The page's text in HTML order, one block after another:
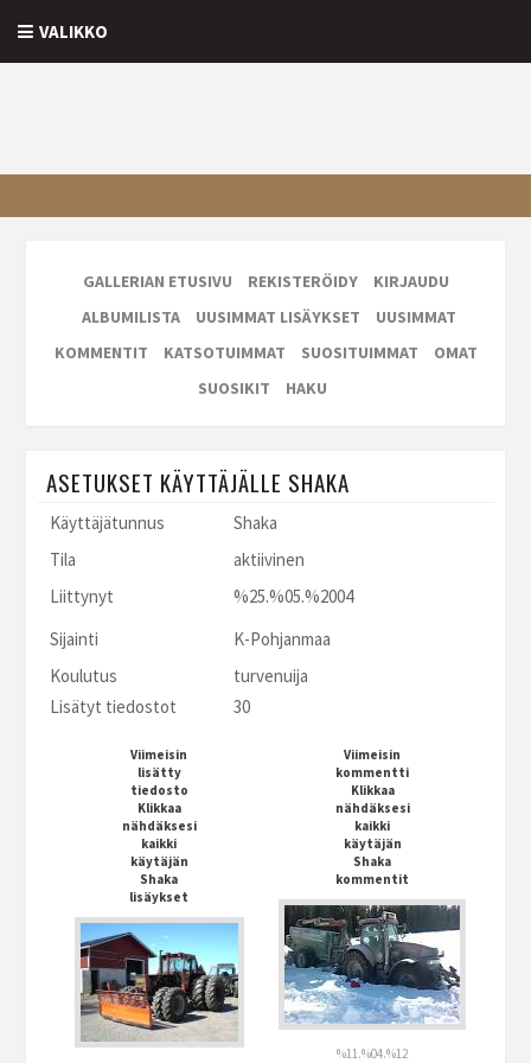
VALIKKO
GALLERIAN ETUSIVU REKISTERÖIDY
KIRJAUDU
ALBUMILISTA
UUSIMMAT LISÄYKSET
UUSIMMAT
KOMMENTIT
KATSOTUIMMAT SUOSITUIMMAT
OMAT
SUOSIKIT
HAKU
ASETUKSET KÄYTTÄJÄLLE SHAKA
Käyttäjätunnus
Shaka
Tila
aktiivinen
Liittynyt
%25.%05.%2004
Sijainti
K-Pohjanmaa
Koulutus
turvenuija
Lisätyt tiedostot
30
Viimeisin
lisätty
tiedosto
Klikkaa
nähdäksesi
kaikki
käytäjän
Shaka
lisäykset
Viimeisin
kommentti
Klikkaa
nähdäksesi
kaikki
käytäjän
Shaka
kommentit
%11.%04.%12